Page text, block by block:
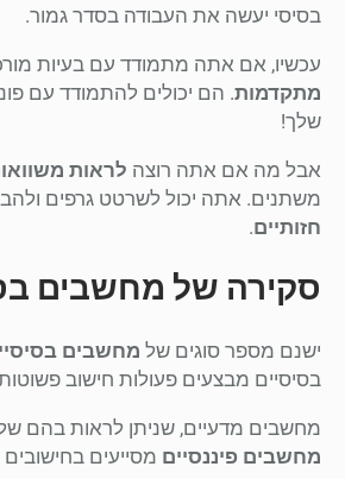
בסיסי יעשה את העבודה בסדר גמור.
עכשיו, אם אתה מתמודד עם בעיות
מתקדמות. הם יכולים להתמודד עם
שלך!
אבל מה אם אתה רוצה לראות
משתנים. אתה יכול לשרטט גרפים
חזותיים.
סקירה של מחשבים
ישנם מספר סוגים של מחשבים
בסיסיים מבצעים פעולות חישוב פשוטות
מחשבים מדעיים, שניתן לראות בהם
מחשבים פיננסיים מסייעים בחישובים